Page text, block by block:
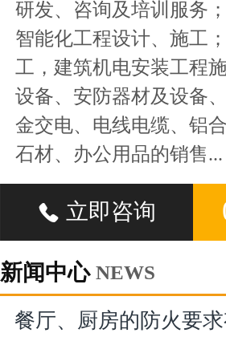
研发、咨询及培训服务
智能化工程设计、施工
工，建筑机电安装工程
设备、安防器材及设备
金交电、电线电缆、铝
石材、办公用品的销售...
 立即咨询
新闻中心 NEWS
餐厅、厨房的防火要